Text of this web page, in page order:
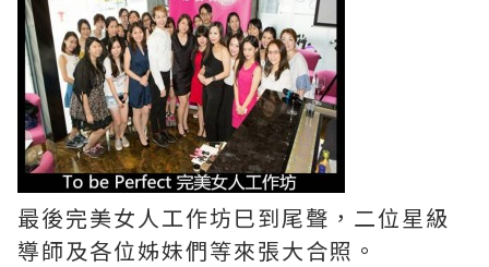
最後完美女人工作坊巳到尾聲，二位星級
導師及各位姊妹們等來張大合照。